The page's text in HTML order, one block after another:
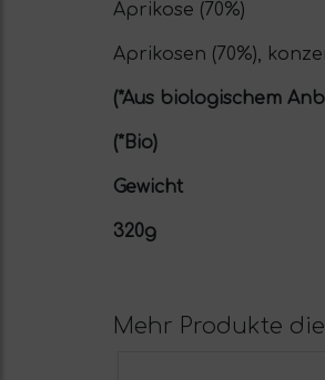
Aprikose (70%)
Aprikosen (70%),
(*Aus biologischem
(*Bio)
Gewicht
320g
Mehr Produkte